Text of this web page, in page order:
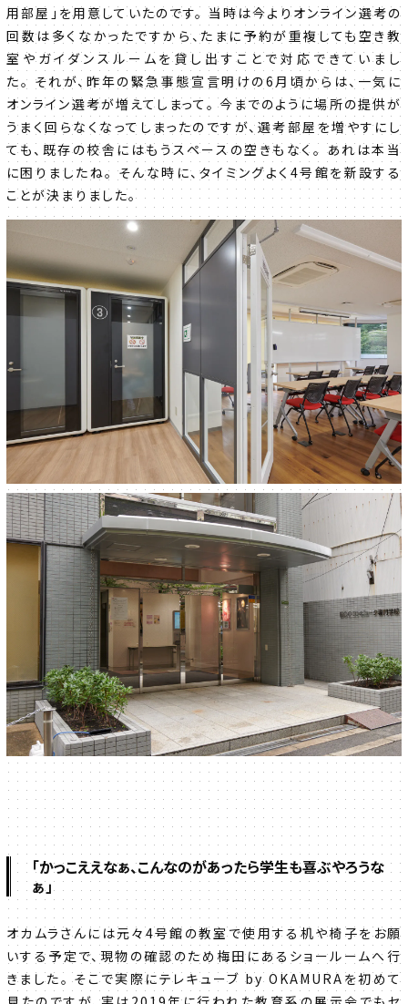
用部屋」を用意していたのです。 当時は今よりオンライン選考の
回数は多くなかったですから、たまに予約が重複しても空き教
室やガイダンスルームを貸し出すことで対応できていまし
た。 それが、昨年の緊急事態宣言明けの6月頃からは、一気に
オンライン選考が増えてしまって。 今までのように場所の提供が
うまく回らなくなってしまったのですが、選考部屋を増やすにし
ても、既存の校舎にはもうスペースの空きもなく。 あれは本当
に困りましたね。 そんな時に、タイミングよく4号館を新設する
ことが決まりました。
「かっこええなぁ、こんなのがあったら学生も喜ぶやろうな
ぁ」
オカムラさんには元々4号館の教室で使用する机や椅子をお願
いする予定で、現物の確認のため梅田にあるショールームへ行
きました。 そこで実際にテレキューブ by OKAMURAを初めて